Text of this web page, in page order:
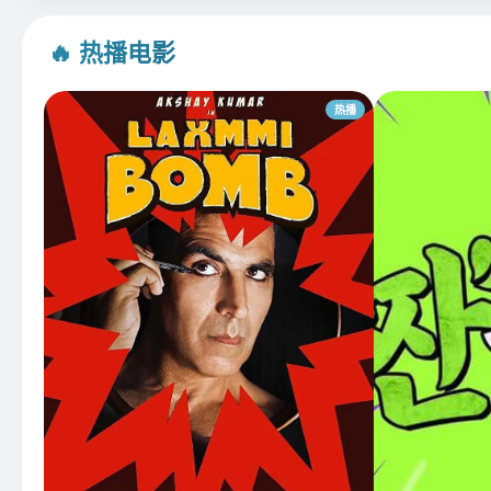
🔥 热播电影
热播